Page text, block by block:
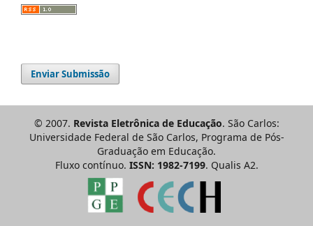
Enviar Submissão
© 2007. Revista Eletrônica de Educação. São Carlos:
Universidade Federal de São Carlos, Programa de Pós-
Graduação em Educação.
Fluxo contínuo. ISSN: 1982-7199. Qualis A2.